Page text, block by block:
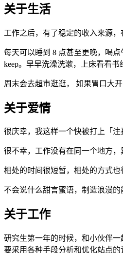
关于生活
工作之后，有了稳定的收入来源
每天可以睡到 8 点甚至更晚，喝
keep。早早洗澡洗漱，上床看看书
周末会去超市逛逛， 如果胃口大
关于爱情
很庆幸，我这样一个快被打上「注
很不幸，工作没有在同一个地方
相处的时间很短暂，相处的方式
不会说什么甜言蜜语，制造浪漫
关于工作
研究生第一年的时候，和小伙伴
要采用各种手段分析和优化站点的